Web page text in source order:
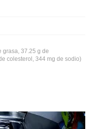
grasa, 37.25 g de
colesterol, 344 mg de sodio)